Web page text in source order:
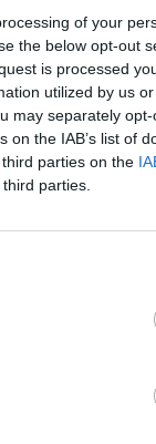
of your
the below opt-out
is processed
utilized by us
may separately
the IAB’s list of
parties on the
parties.
για
τα